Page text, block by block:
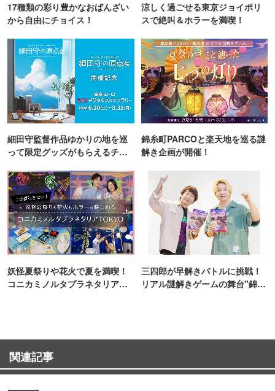
17種類の彩り豊かなおばんざい
から自由にチョイス！
涼しく過ごせる東京ジョイポリ
スで絶叫＆ホラーを満喫！
細田守監督作品ゆかりの地を巡
って限定グッズがもらえるチャ
錦糸町PARCOと楽天地を巡る謎
解き企画が開催！
妖怪夏祭りや花火で夏を満喫！
コニカミノルタプラネタリア
三四郎が早解きバトルに挑戦！
リアル謎解きゲームの舞台"錦糸
関連記事